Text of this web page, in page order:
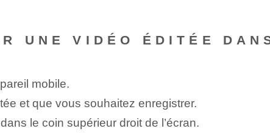
UNE VIDÉO ÉDITÉE
mobile.
et que vous souhaitez enregistrer.
le coin supérieur droit de l’écran.